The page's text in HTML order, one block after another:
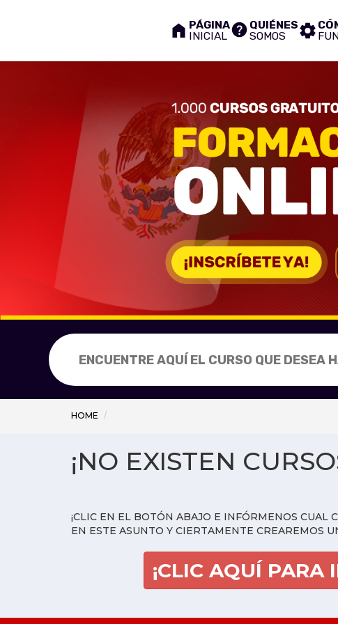
PÁGINA
INICIAL
QUIÉNES
SOMOS
¡inscríbete
ya!
curso
HOME
¡NO EXISTEN
¡CLIC EN EL BOTÓN ABAJO E INFÓRMENOS CUAL
EN ESTE ASUNTO Y CIERTAMENTE CREAREMOS
¡CLIC AQUÍ PARA